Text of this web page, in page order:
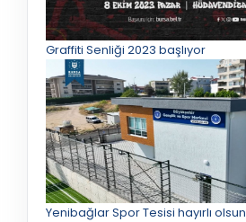
Graffiti Senliği 2023 başlıyor
Yenibağlar Spor Tesisi hayırlı olsun